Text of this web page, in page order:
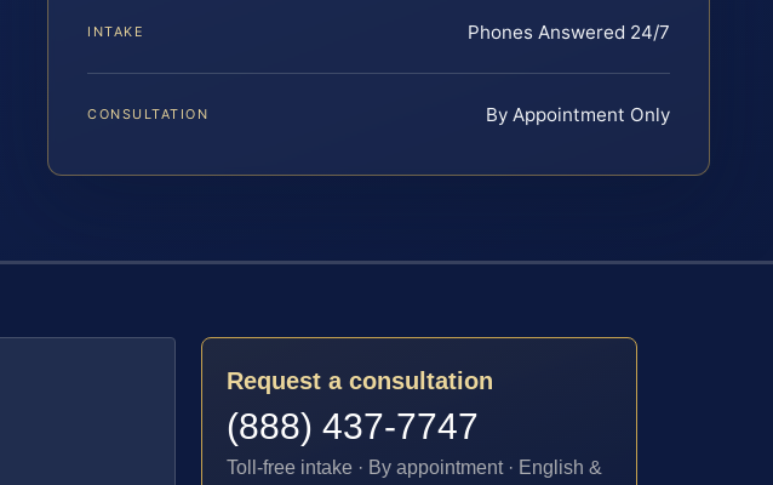
INTAKE Phones Answered 24/7
CONSULTATION By Appointment Only
Request a consultation
(888) 437-7747
Toll-free intake · By appointment · English &